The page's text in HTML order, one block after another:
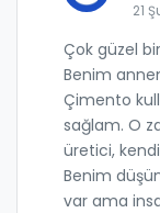
21
Çok güzel
Benim
Çimento
sağlam. O
üretici,
Benim
var ama